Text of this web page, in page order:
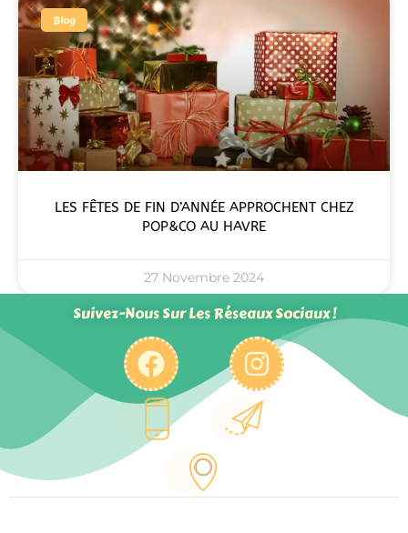
Blog
LES FÊTES DE FIN D’ANNÉE APPROCHENT CHEZ
POP&CO AU HAVRE
27 Novembre 2024
Suivez-Nous Sur Les Réseaux Sociaux !